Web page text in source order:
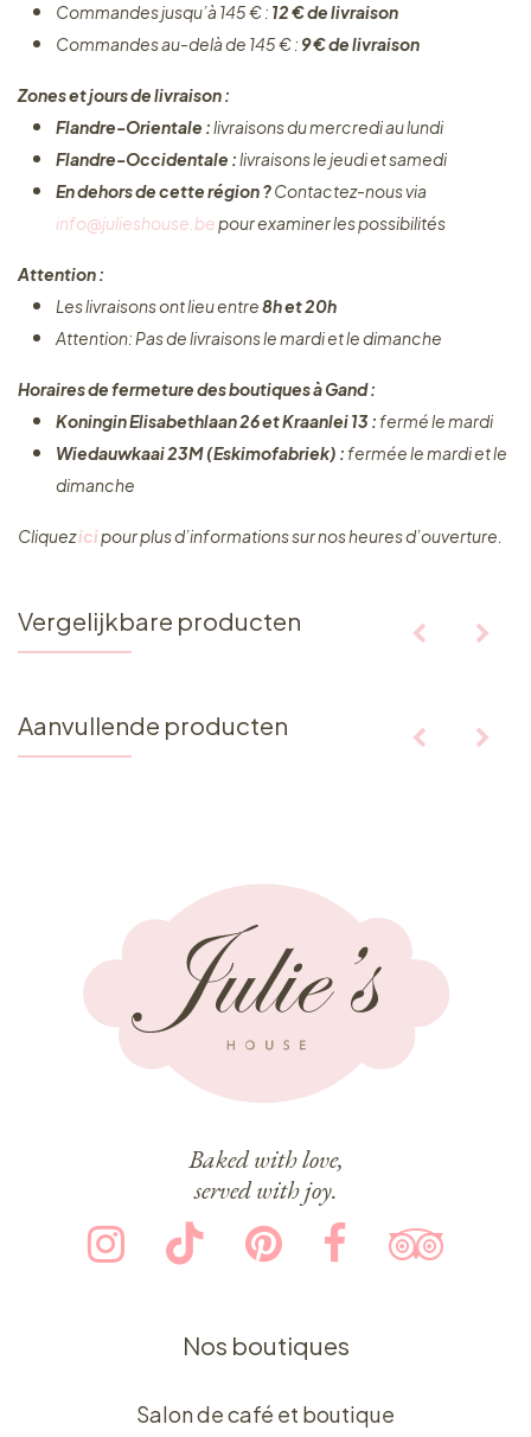
Commandes jusqu’à 145 € : 12 € de livraison
Commandes au-delà de 145 € : 9 € de livraison
Zones et jours de livraison :
Flandre-Orientale :livraisons du mercredi au lundi
Flandre-Occidentale :livraisons le jeudi et samedi
En dehors de cette région ?Contactez-nous via
info@julieshouse.bepour examiner les possibilités
Attention :
Les livraisons ont lieu entre8h et 20h
Attention: Pas de livraisons le mardi et le dimanche
Horaires de fermeture des boutiques à Gand :
Koningin Elisabethlaan 26 et Kraanlei 13 :fermé le mardi
Wiedauwkaai 23M (Eskimofabriek) :fermée le mardi et le
dimanche
Cliquez ​icipour plus d’informations sur nos heures d’ouverture.
Vergelijkbare producten
Aanvullende producten
Baked with love,
served with joy.
Nos boutiques
Salon de café et boutique